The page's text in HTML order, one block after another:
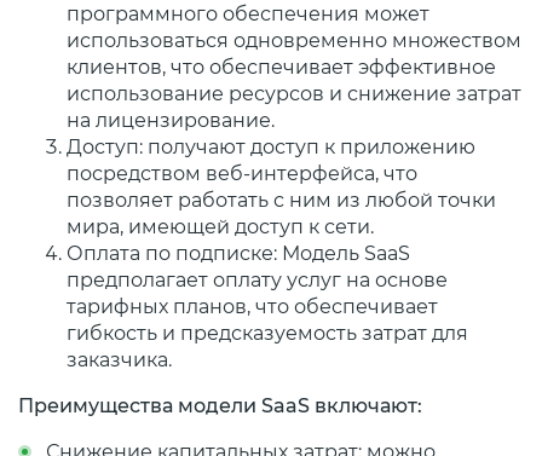
программного обеспечения может
использоваться одновременно множеством
клиентов, что обеспечивает эффективное
использование ресурсов и снижение затрат
на лицензирование.
Доступ: получают доступ к приложению
посредством веб-интерфейса, что
позволяет работать с ним из любой точки
мира, имеющей доступ к сети.
Оплата по подписке: Модель SaaS
предполагает оплату услуг на основе
тарифных планов, что обеспечивает
гибкость и предсказуемость затрат для
заказчика.
Преимущества модели SaaS включают:
Снижение капитальных затрат: можно